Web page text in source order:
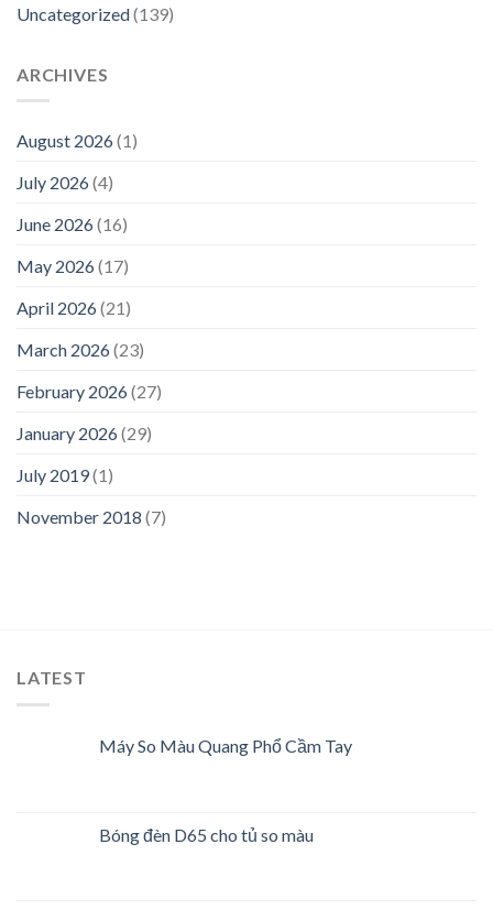
Uncategorized(139)
ARCHIVES
August 2026(1)
July 2026(4)
June 2026(16)
May 2026(17)
April 2026(21)
March 2026(23)
February 2026(27)
January 2026(29)
July 2019(1)
November 2018 (7)
LATEST
Máy So Màu Quang Phổ Cầm Tay
Bóng đèn D65 cho tủ so màu